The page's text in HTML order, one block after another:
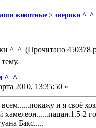
животные > зверики ^_^
^_^ (Прочитано 450378
^_^
2010, 13:35:50 »
и я своё
хамелеон......пацан.1.5-2
Бакс.....